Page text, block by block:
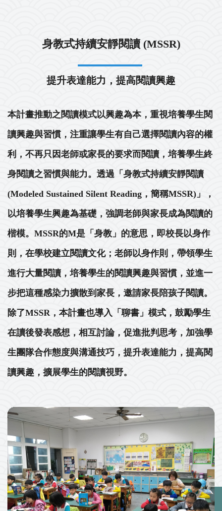
身教式持續安靜閱讀 (MSSR)
提升表達能力，提高閱讀興趣
本計畫推動之閱讀模式以興趣為本，重視培養學生閱
讀興趣與習慣，注重讓學生有自己選擇閱讀內容的權
利，不再只因老師或家長的要求而閱讀，培養學生終
身閱讀之習慣與能力。透過「身教式持續安靜閱讀
(Modeled Sustained Silent Reading，簡稱MSSR)」，
以培養學生興趣為基礎，強調老師與家長成為閱讀的
楷模。MSSR的M是「身教」的意思，即校長以身作
則，在學校建立閱讀文化；老師以身作則，帶領學生
進行大量閱讀，培養學生的閱讀興趣與習慣，並進一
步把這種感染力擴散到家長，邀請家長陪孩子閱讀。
除了MSSR，本計畫也導入「聊書」模式，鼓勵學生
在讀後發表感想，相互討論，促進批判思考，加強學
生團隊合作態度與溝通技巧，提升表達能力，提高閱
讀興趣，擴展學生的閱讀視野。
Previous Next